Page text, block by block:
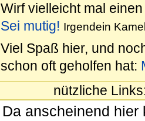
Wirf vielleicht mal
Sei mutig! Irgendein
Viel Spaß hier, und
schon oft geholfen hat:
nützliche
Da anscheinend